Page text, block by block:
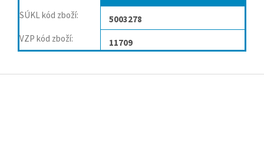
SÚKL kód zboží:
5003278
VZP kód zboží: 11709